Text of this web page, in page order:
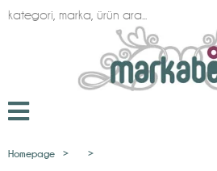
Homepage > >